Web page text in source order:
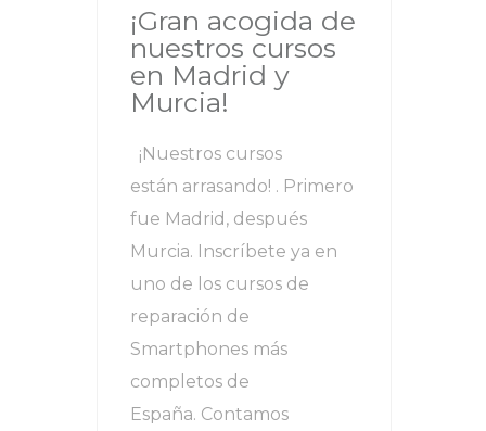
¡Gran acogida de
nuestros cursos
en Madrid y
Murcia!
¡Nuestros cursos
están arrasando! . Primero
fue Madrid, después
Murcia. Inscríbete ya en
uno de los cursos de
reparación de
Smartphones más
completos de
España. Contamos